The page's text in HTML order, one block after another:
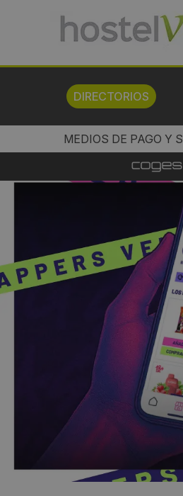
DIRECTORIOS
MEDIOS DE PAGO Y